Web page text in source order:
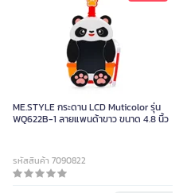
ME.STYLE กระดาน LCD Muticolor รุ่น
WQ622B-1 ลายแพนด้าขาว ขนาด 4.8 นิ้ว
รหัสสินค้า 7090822